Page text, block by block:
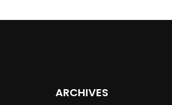
ARCHIVES